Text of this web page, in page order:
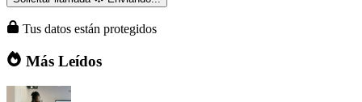
Tus datos están protegidos
Más Leídos